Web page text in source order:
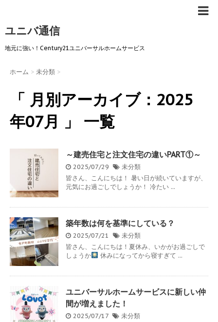
ユニバ通信
地元に強い！Century21ユニバーサルホームサービス
ホーム > 未分類 >
「 月別アーカイブ：2025
年07月 」 一覧
～建売住宅と注文住宅の違いPART①～
2025/07/29
未分類
皆さん、こんにちは！ 暑い日が続いていますが、
元気にお過ごしでしょうか！ 冷たい ...
築年数は何を基準にしている？
2025/07/21
未分類
皆さん、こんにちは！夏休み、いかがお過ごしで
しょうか
休みになってから寝すぎて ...
ユニバーサルホームサービスに新しい仲
間が増えました！
2025/07/17
未分類